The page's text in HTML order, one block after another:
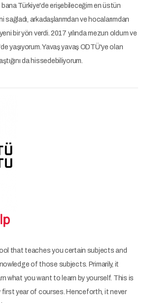
Türkiye'de erişebileceğim en üstün
sağladı, arkadaşlarımdan ve hocalarımdan
bir yön verdi. 2017 yılında mezun oldum ve
yaşıyorum. Yavaş yavaş ODTÜ'ye olan
da hissedebiliyorum.
that teaches you certain subjects and
of those subjects. Primarily, it
what you want to learn by yourself. This is
first year of courses. Henceforth, it never